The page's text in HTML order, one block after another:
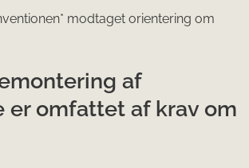
modtaget orientering om
af
er omfattet af krav om